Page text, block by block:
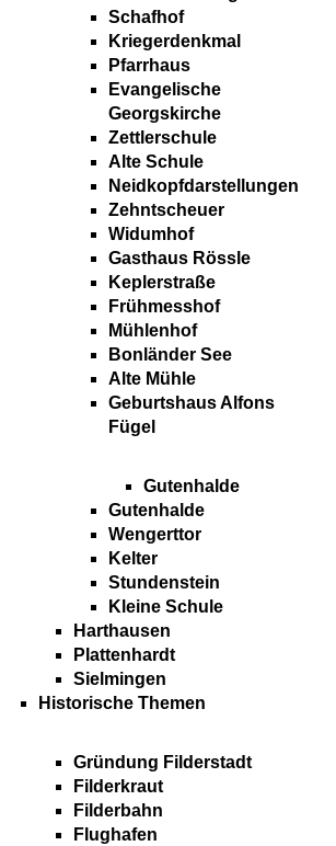
Schafhof
Kriegerdenkmal
Pfarrhaus
Evangelische
Georgskirche
Zettlerschule
Alte Schule
Neidkopfdarstellungen
Zehntscheuer
Widumhof
Gasthaus Rössle
Keplerstraße
Frühmesshof
Mühlenhof
Bonländer See
Alte Mühle
Geburtshaus Alfons
Fügel
Gutenhalde
Gutenhalde
Wengerttor
Kelter
Stundenstein
Kleine Schule
Harthausen
Plattenhardt
Sielmingen
Historische Themen
Gründung Filderstadt
Filderkraut
Filderbahn
Flughafen